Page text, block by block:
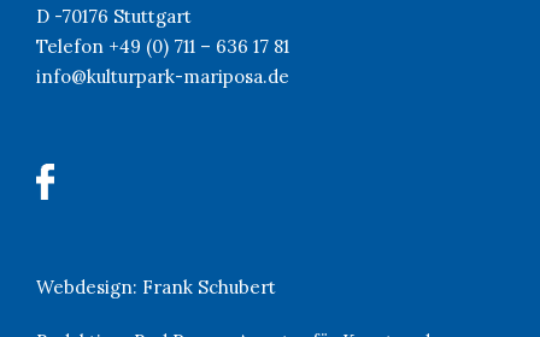
D -70176 Stuttgart
Telefon +49 (0) 711 – 636 17 81
info@kulturpark-mariposa.de
Webdesign: Frank Schubert